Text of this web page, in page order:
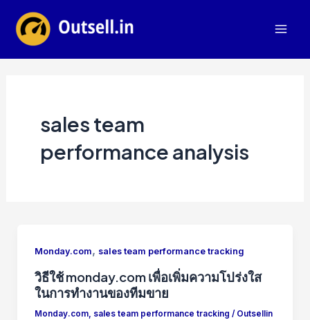
content
sales team
performance analysis
Monday.com, sales team performance tracking
วิธีใช้ monday.com เพื่อเพิ่มความโปร่งใส
ในการทำงานของทีมขาย
Monday.com, sales team performance tracking / Outsellin